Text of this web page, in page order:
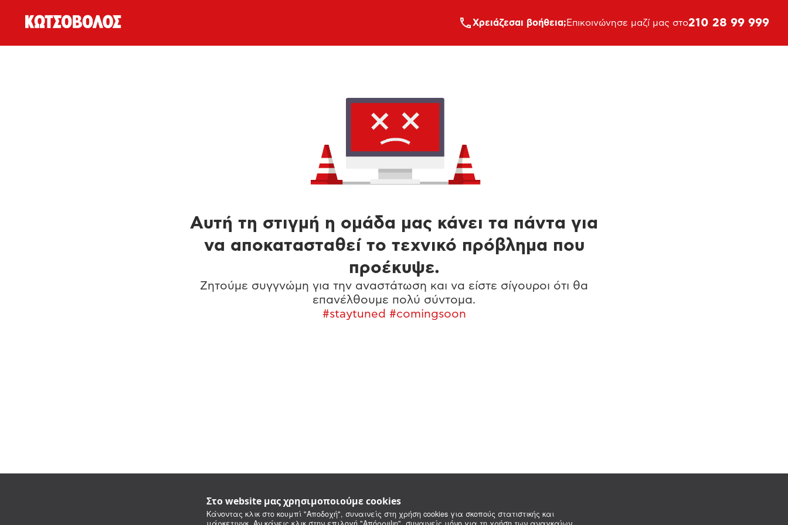
Στο website μας χρησιμοποιούμε cookies
Κάνοντας κλικ στο κουμπί "Αποδοχή", συναινείς στη χρήση cookies για σκοπούς στατιστικής και
Xρειάζεσαι βοήθεια; Επικοινώνησε μαζί μας στο210 28 99 999
Αυτή τη στιγμή η ομάδα μας κάνει τα πάντα για
να αποκατασταθεί το τεχνικό πρόβλημα που
προέκυψε.
Ζητούμε συγγνώμη για την αναστάτωση και να είστε σίγουροι ότι θα
επανέλθουμε πολύ σύντομα.
#staytuned #comingsoon